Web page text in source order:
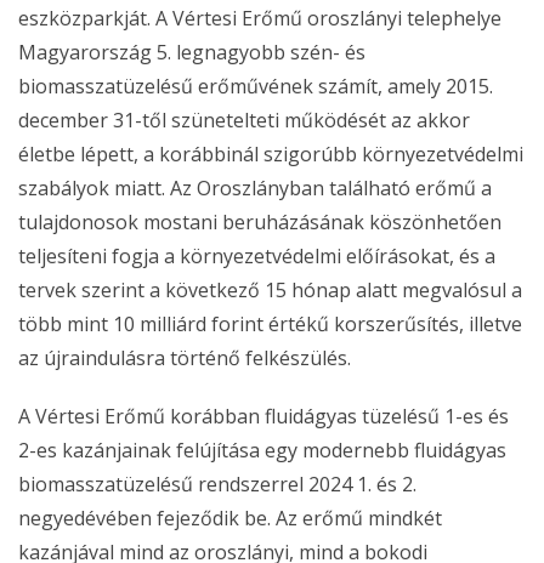
eszközparkját. A Vértesi Erőmű oroszlányi telephelye
Magyarország 5. legnagyobb szén- és
biomasszatüzelésű erőművének számít, amely 2015.
december 31-től szünetelteti működését az akkor
életbe lépett, a korábbinál szigorúbb környezetvédelmi
szabályok miatt. Az Oroszlányban található erőmű a
tulajdonosok mostani beruházásának köszönhetően
teljesíteni fogja a környezetvédelmi előírásokat, és a
tervek szerint a következő 15 hónap alatt megvalósul a
több mint 10 milliárd forint értékű korszerűsítés, illetve
az újraindulásra történő felkészülés.
A Vértesi Erőmű korábban fluidágyas tüzelésű 1-es és
2-es kazánjainak felújítása egy modernebb fluidágyas
biomasszatüzelésű rendszerrel 2024 1. és 2.
negyedévében fejeződik be. Az erőmű mindkét
kazánjával mind az oroszlányi, mind a bokodi